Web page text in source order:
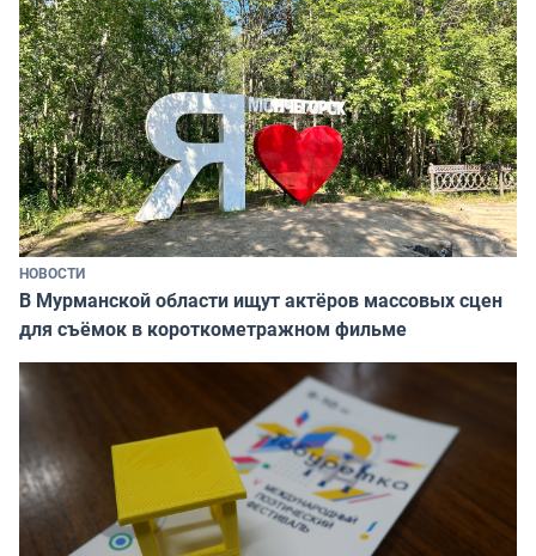
НОВОСТИ
В Мурманской области ищут актёров массовых сцен
для съёмок в короткометражном фильме